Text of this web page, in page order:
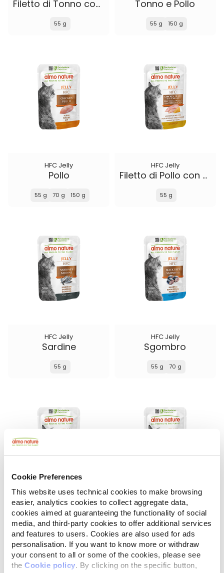
Cookie Preferences
This website uses technical cookies to make browsing
easier, analytics cookies to collect aggregate data,
cookies aimed at guaranteeing the functionality of social
media, and third-party cookies to offer additional services
and features to users. Cookies are also used for ads
personalisation. If you want to know more or withdraw
your consent to all or some of the cookies, please see
the Cookie policy. By clicking on the specific button,
Filetto di Tonno con Acciughine
55 g
Tonno e Pollo
55 g 150 g
HFC Jelly
Pollo
55 g 70 g 150 g
HFC Jelly
Filetto di Pollo con Formaggio
55 g
HFC Jelly
Sardine
55 g
HFC Jelly
Sgombro
55 g 70 g
HFC Jelly
Tonno con Sogliola
55 g
HFC Jelly
Tonno
55 g 70 g 150 g